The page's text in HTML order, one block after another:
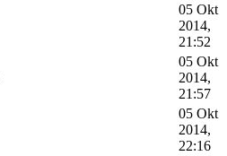
05 Okt
2014,
21:52
05 Okt
2014,
21:57
05 Okt
2014,
22:16